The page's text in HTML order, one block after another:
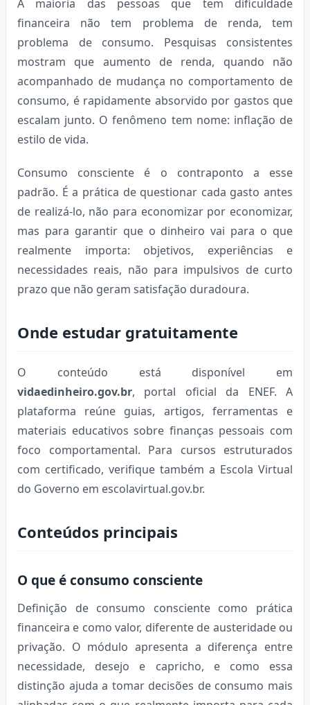
A maioria das pessoas que tem dificuldade
financeira não tem problema de renda, tem
problema de consumo. Pesquisas consistentes
mostram que aumento de renda, quando não
acompanhado de mudança no comportamento de
consumo, é rapidamente absorvido por gastos que
escalam junto. O fenômeno tem nome: inflação de
estilo de vida.
Consumo consciente é o contraponto a esse
padrão. É a prática de questionar cada gasto antes
de realizá-lo, não para economizar por economizar,
mas para garantir que o dinheiro vai para o que
realmente importa: objetivos, experiências e
necessidades reais, não para impulsivos de curto
prazo que não geram satisfação duradoura.
Onde estudar gratuitamente
O conteúdo está disponível em
vidaedinheiro.gov.br, portal oficial da ENEF. A
plataforma reúne guias, artigos, ferramentas e
materiais educativos sobre finanças pessoais com
foco comportamental. Para cursos estruturados
com certificado, verifique também a Escola Virtual
do Governo em escolavirtual.gov.br.
Conteúdos principais
O que é consumo consciente
Definição de consumo consciente como prática
financeira e como valor, diferente de austeridade ou
privação. O módulo apresenta a diferença entre
necessidade, desejo e capricho, e como essa
distinção ajuda a tomar decisões de consumo mais